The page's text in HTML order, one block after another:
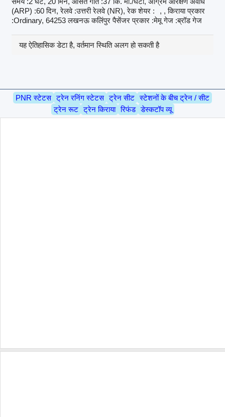
(ARP) :60 दिन, रेलवे :उत्तरी रेलवे (NR), रेक शेयर :
, , किराया प्रकार
:Ordinary, 64253 लखनऊ कलिंपुर पैसेंजर प्रकार :मेमू गेज :ब्रॉड गेज
यह ऐतिहासिक डेटा है, वर्तमान स्थिति अलग हो सकती है
PNR स्टेटस ट्रेन रनिंग स्टेटस ट्रेन सीट स्टेशनों के बीच ट्रेन / सीट
ट्रेन रूट ट्रेन किराया रिफंड डेस्कटॉप व्यू